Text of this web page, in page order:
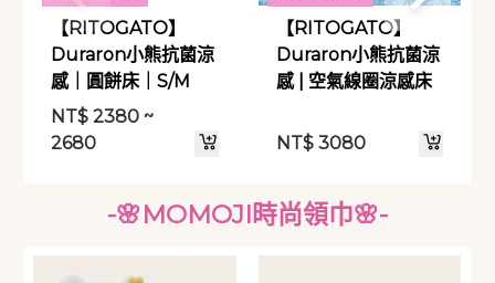
【RITOGATO】
Duraron小熊抗菌涼
感｜圓餅床｜S/M
NT$ 2380 ~
2680
【RITOGATO】
Duraron小熊抗菌涼
感 | 空氣線圈涼感床
NT$3080
-🌸MOMOJI時尚領巾🌸-